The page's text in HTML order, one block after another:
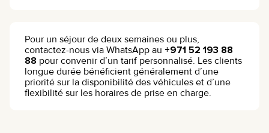
Pour un séjour de deux semaines ou plus,
contactez-nous via WhatsApp au +971 52 193 88
88 pour convenir d’un tarif personnalisé. Les clients
longue durée bénéficient généralement d’une
priorité sur la disponibilité des véhicules et d’une
flexibilité sur les horaires de prise en charge.